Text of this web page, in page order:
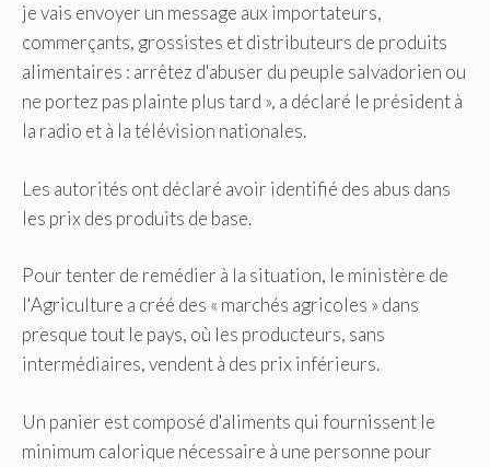
je vais envoyer un message aux importateurs,
commerçants, grossistes et distributeurs de produits
alimentaires : arrêtez d'abuser du peuple salvadorien ou
ne portez pas plainte plus tard », a déclaré le président à
la radio et à la télévision nationales.
Les autorités ont déclaré avoir identifié des abus dans
les prix des produits de base.
Pour tenter de remédier à la situation, le ministère de
l'Agriculture a créé des « marchés agricoles » dans
presque tout le pays, où les producteurs, sans
intermédiaires, vendent à des prix inférieurs.
Un panier est composé d'aliments qui fournissent le
minimum calorique nécessaire à une personne pour